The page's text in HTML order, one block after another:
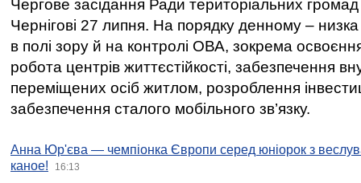
Чергове засідання Ради територіальних громад
Чернігові 27 липня. На порядку денному –
в полі зору й на контролі ОВА, зокрема освоєння
робота центрів життєстійкості, забезпечення
переміщених осіб житлом, розроблення
забезпечення сталого мобільного зв’язку.
Анна Юр'єва — чемпіонка Європи серед юніорок з
каное!
16:13